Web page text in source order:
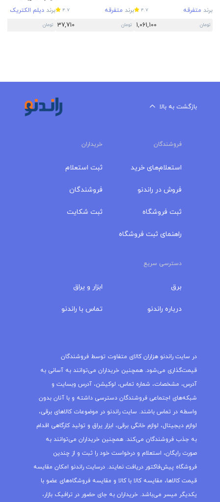
برند متفرقه 4.7
تومان 1,061,100
برند متفرقه 4.7
تومان 37,710
برند دیلم الکتریک
تومان
بازگشت به بالا
فروشندگان خریداران
استعلام‌های خرید
فروش در راندنو
ثبت فروشگاه
راهنمای ثبت فروشگاه
ثبت استعلام
فروشندگان
ثبت شکایت
دسترسی سریع
برق
درباره‌ راندنو
ابزار و یراق
تماس با راندنو
در سایت راندنو هزاران کالای متفاوت توسط فروشندگان
قیمت‌گذاری می‌شود. همچنین خریداران می‌توانند به آسانی به
آدرس، مشخصات، شماره تماس، لوکیشن، آدرس وبسایت و
شبکه‌های اجتماعی فروشندگان دسترسی داشته و با آنان بدون
واسطه در تماس باشند. سایت راندنو در موضوعات کالاهای برقی،
لوازم دیجیتال، لوازم خانگی برقی، ابزار یراق و تولید کارگاهی اقدام
به جذب فروشندگان می‌کند. همچنین خریداران می‌توانند به
صورت رایگان، استعلام و درخواست خود را ثبت و از چندین
فروشگاه پیش‌فاکتور دریافت نمایند. درسایت راندنو امکان مقایسه
قیمت کالاها، مقایسه کالا با کالا و مقایسه فروشگاه‌های عضو با
یکدیگر میسر می‌باشد. خریداران به جای حضور در ترافیک بازار،